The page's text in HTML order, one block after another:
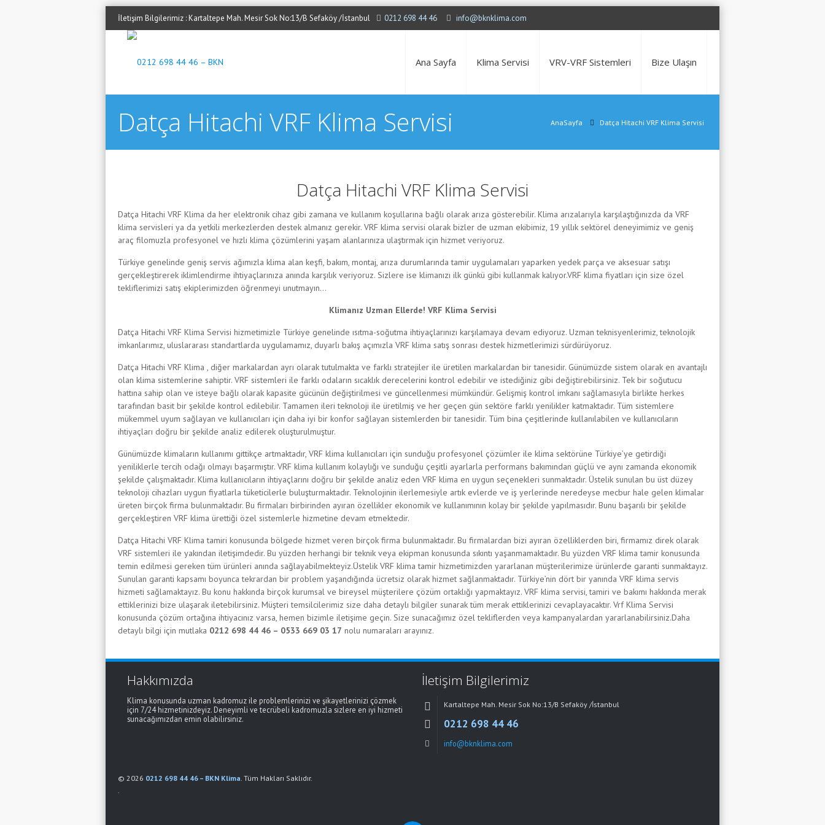
İletişim Bilgilerimiz : Kartaltepe Mah. Mesir Sok No:13/B Sefaköy /İstanbul 0212 698 44 46 info@bknklima.com
Ana Sayfa Klima Servisi VRV-VRF Sistemleri Bize Ulaşın
Datça Hitachi VRF Klima Servisi AnaSayfa Datça Hitachi VRF Klima Servisi
Datça Hitachi VRF Klima Servisi
Datça Hitachi VRF Klima da her elektronik cihaz gibi zamana ve kullanım koşullarına bağlı olarak arıza gösterebilir. Klima arızalarıyla karşılaştığınızda da VRF
klima servisleri ya da yetkili merkezlerden destek almanız gerekir. VRF klima servisi olarak bizler de uzman ekibimiz, 19 yıllık sektörel deneyimimiz ve geniş
araç filomuzla profesyonel ve hızlı klima çözümlerini yaşam alanlarınıza ulaştırmak için hizmet veriyoruz.
Türkiye genelinde geniş servis ağımızla klima alan keşfi, bakım, montaj, arıza durumlarında tamir uygulamaları yaparken yedek parça ve aksesuar satışı
gerçekleştirerek iklimlendirme ihtiyaçlarınıza anında karşılık veriyoruz. Sizlere ise klimanızı ilk günkü gibi kullanmak kalıyor.VRF klima fiyatları için size özel
tekliflerimizi satış ekiplerimizden öğrenmeyi unutmayın…
Klimanız Uzman Ellerde! VRF Klima Servisi
Datça Hitachi VRF Klima Servisi hizmetimizle Türkiye genelinde ısıtma-soğutma ihtiyaçlarınızı karşılamaya devam ediyoruz. Uzman teknisyenlerimiz, teknolojik
imkanlarımız, uluslararası standartlarda uygulamamız, duyarlı bakış açımızla VRF klima satış sonrası destek hizmetlerimizi sürdürüyoruz.
Datça Hitachi VRF Klima , diğer markalardan ayrı olarak tutulmakta ve farklı stratejiler ile üretilen markalardan bir tanesidir. Günümüzde sistem olarak en avantajlı
olan klima sistemlerine sahiptir. VRF sistemleri ile farklı odaların sıcaklık derecelerini kontrol edebilir ve istediğiniz gibi değiştirebilirsiniz. Tek bir soğutucu
hattına sahip olan ve isteye bağlı olarak kapasite gücünün değiştirilmesi ve güncellenmesi mümkündür. Gelişmiş kontrol imkanı sağlamasıyla birlikte herkes
tarafından basit bir şekilde kontrol edilebilir. Tamamen ileri teknoloji ile üretilmiş ve her geçen gün sektöre farklı yenilikler katmaktadır. Tüm sistemlere
mükemmel uyum sağlayan ve kullanıcıları için daha iyi bir konfor sağlayan sistemlerden bir tanesidir. Tüm bina çeşitlerinde kullanılabilen ve kullanıcıların
ihtiyaçları doğru bir şekilde analiz edilerek oluşturulmuştur.
Günümüzde klimaların kullanımı gittikçe artmaktadır, VRF klima kullanıcıları için sunduğu profesyonel çözümler ile klima sektörüne Türkiye’ye getirdiği
yeniliklerle tercih odağı olmayı başarmıştır. VRF klima kullanım kolaylığı ve sunduğu çeşitli ayarlarla performans bakımından güçlü ve aynı zamanda ekonomik
şekilde çalışmaktadır. Klima kullanıcıların ihtiyaçlarını doğru bir şekilde analiz eden VRF klima en uygun seçenekleri sunmaktadır. Üstelik sunulan bu üst düzey
teknoloji cihazları uygun fiyatlarla tüketicilerle buluşturmaktadır. Teknolojinin ilerlemesiyle artık evlerde ve iş yerlerinde neredeyse mecbur hale gelen klimalar
üreten birçok firma bulunmaktadır. Bu firmaları birbirinden ayıran özellikler ekonomik ve kullanımının kolay bir şekilde yapılmasıdır. Bunu başarılı bir şekilde
gerçekleştiren VRF klima ürettiği özel sistemlerle hizmetine devam etmektedir.
Datça Hitachi VRF Klima tamiri konusunda bölgede hizmet veren birçok firma bulunmaktadır. Bu firmalardan bizi ayıran özelliklerden biri, firmamız direk olarak
VRF sistemleri ile yakından iletişimdedir. Bu yüzden herhangi bir teknik veya ekipman konusunda sıkıntı yaşanmamaktadır. Bu yüzden VRF klima tamir konusunda
temin edilmesi gereken tüm ürünleri anında sağlayabilmekteyiz.Üstelik VRF klima tamir hizmetimizden yararlanan müşterilerimize ürünlerde garanti sunmaktayız.
Sunulan garanti kapsamı boyunca tekrardan bir problem yaşandığında ücretsiz olarak hizmet sağlanmaktadır. Türkiye’nin dört bir yanında VRF klima servis
hizmeti sağlamaktayız. Bu konu hakkında birçok kurumsal ve bireysel müşterilere çözüm ortaklığı yapmaktayız. VRF klima servisi, tamiri ve bakımı hakkında merak
ettiklerinizi bize ulaşarak iletebilirsiniz. Müşteri temsilcilerimiz size daha detaylı bilgiler sunarak tüm merak ettiklerinizi cevaplayacaktır. Vrf Klima Servisi
konusunda çözüm ortağına ihtiyacınız varsa, hemen bizimle iletişime geçin. Size sunacağımız özel tekliflerden veya kampanyalardan yararlanabilirsiniz.Daha
detaylı bilgi için mutlaka 0212 698 44 46 – 0533 669 03 17 nolu numaraları arayınız.
Hakkımızda
Klima konusunda uzman kadromuz ile problemlerinizi ve şikayetlerinizi çözmek
için 7/24 hizmetinizdeyiz. Deneyimli ve tecrübeli kadromuzla sizlere en iyi hizmeti
sunacağımızdan emin olabilirsiniz.
İletişim Bilgilerimiz
Kartaltepe Mah. Mesir Sok No:13/B Sefaköy /İstanbul
0212 698 44 46
info@bknklima.com
© 2026 0212 698 44 46 – BKN Klima. Tüm Hakları Saklıdır.
.